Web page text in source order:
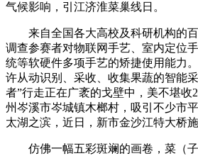
气候影响，引江济淮菜巢线日。
来自全国各大高校及科研机构的百
调查参赛者对物联网手艺、室内定位
统等软硬件多项手艺的矫捷使用能力
许从动识别、采收、收集果蔬的智能
者”行走正在广袤的戈壁中，美不堪收
州岑溪市岑城镇木榔村，吸引不少市
太湖之滨，近日，新市金沙江特大桥施
仿佛一幅五彩斑斓的画卷，菜（子